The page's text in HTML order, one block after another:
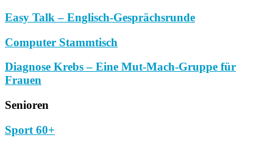
Easy Talk – Englisch-Gesprächsrunde
Computer Stammtisch
Diagnose Krebs – Eine Mut-Mach-Gruppe für
Frauen
Senioren
Sport 60+